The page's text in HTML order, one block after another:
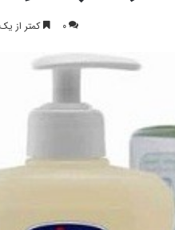
0 کمتر از